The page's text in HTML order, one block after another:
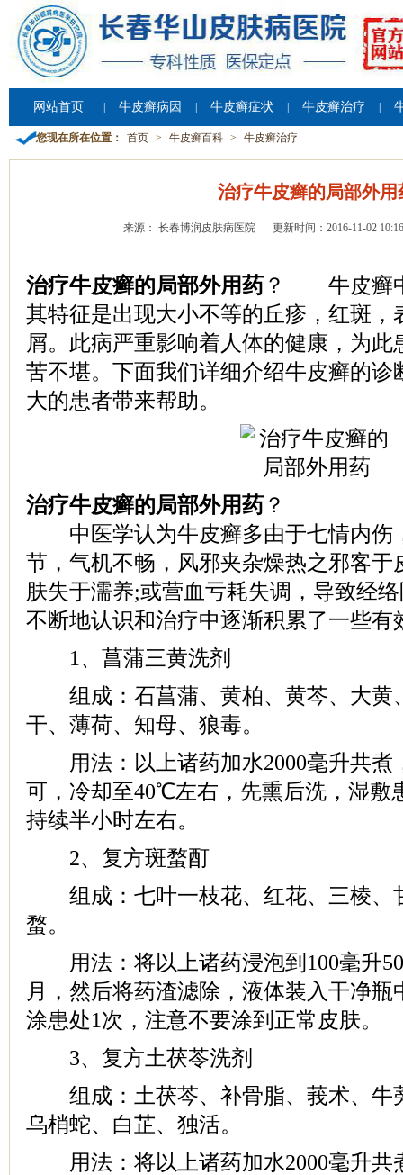
网站首页 牛皮癣病因 牛皮癣症状 牛皮癣治疗
您现在所在位置： 首页 > 牛皮癣百科 > 牛皮癣治疗
治疗牛皮癣的局部外用
来源： 长春博润皮肤病医院 更新时间：2016-11-02
治疗牛皮癣的局部外用药 ？ 牛皮癣中
其特征是出现大小不等的丘疹，红斑，
屑。此病严重影响着人体的健康，为此
苦不堪。下面我们详细介绍牛皮癣的诊
大的患者带来帮助。
治疗牛皮癣的局部外用药 ？
中医学认为牛皮癣多由于七情内伤
节，气机不畅，风邪夹杂燥热之邪客于
肤失于濡养;或营血亏耗失调，导致经
不断地认识和治疗中逐渐积累了一些有
1、菖蒲三黄洗剂
组成：石菖蒲、黄柏、黄芩、大黄
干、薄荷、知母、狼毒。
用法：以上诸药加水2000毫升共煮
可，冷却至40℃左右，先熏后洗，湿敷
持续半小时左右。
2、复方斑蝥酊
组成：七叶一枝花、红花、三棱、
蝥。
用法：将以上诸药浸泡到100毫升
月，然后将药渣滤除，液体装入干净
涂患处1次，注意不要涂到正常皮肤。
3、复方土茯苓洗剂
组成：土茯芩、补骨脂、莪术、牛
乌梢蛇、白芷、独活。
用法：将以上诸药加水2000毫升共